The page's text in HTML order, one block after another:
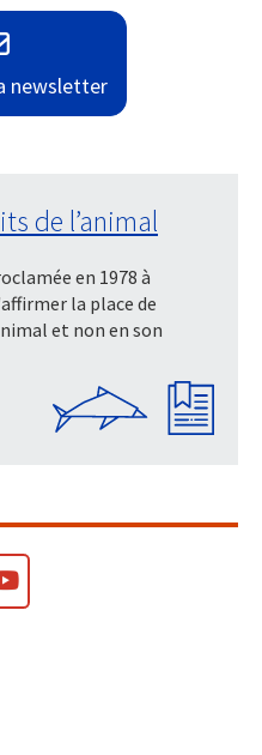
newsletter
de l’animal
en 1978 à
la place de
et non en son